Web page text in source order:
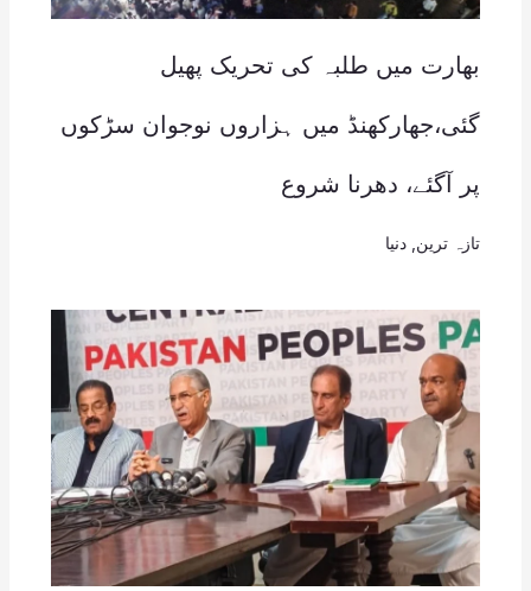
بھارت میں طلبہ کی تحریک پھیل
گئی،جھارکھنڈ میں ہزاروں نوجوان سڑکوں
پر آگئے، دھرنا شروع
تازہ ترین دنیا